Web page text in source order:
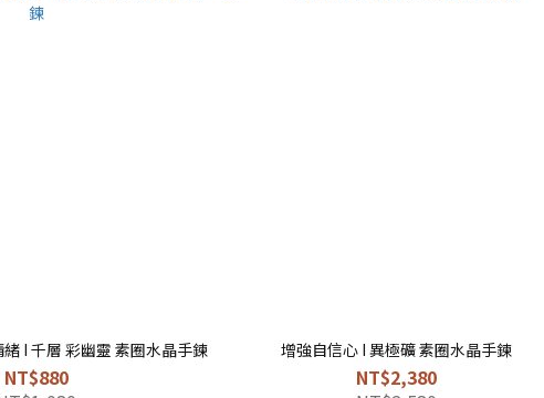
I 千層 彩幽靈 素圈水晶手鍊
NT$880
增強自信心 I 異極礦 素圈水晶手鍊
NT$2,380